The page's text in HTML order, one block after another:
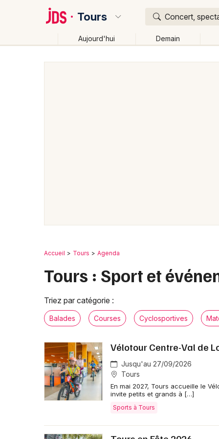
Tours Concert,
Aujourd'hui Demain
Accueil Tours Agenda
Tours : Sport et
Triez par catégorie :
Balades Courses Cyclosportives
Vélotour Centre-Val de
Jusqu'au 27/09/2026
Tours
En mai 2027, Tours accueille le
invite petits et grands à […]
Sports à Tours